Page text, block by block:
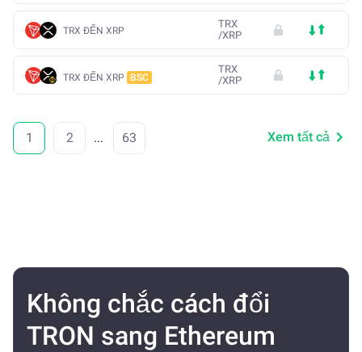
TRX ĐẾN XRP
TRX
/XRP
TRX ĐẾN XRP BSC
TRX
/XRP
1 2 ... 63 Xem tất cả
Không chắc cách đổi
TRON sang Ethereum